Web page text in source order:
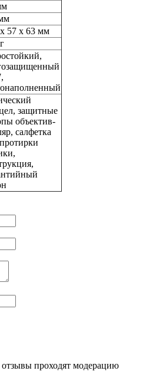
57 x 63 мм
защитные
объектив-
салфетка
проходят модерацию